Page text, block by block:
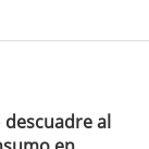
descuadre al